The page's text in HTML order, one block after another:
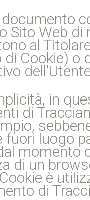
Sito Web
al
di Cookie)
in
di
fuori luogo
momento
di un
è
di